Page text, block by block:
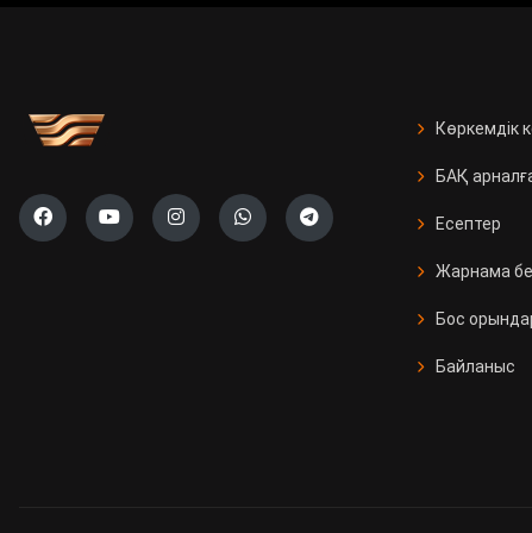
Көркемдік
БАҚ
Есептер
Жарнама
Бос
Байланыс